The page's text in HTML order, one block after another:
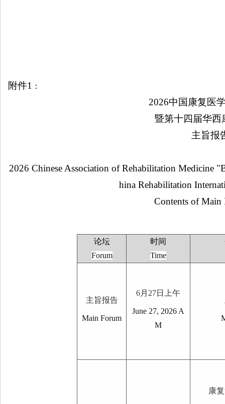
附件1 ：
2026中国康复医
暨第十四届华西
主旨报
2026 Chinese Association of Rehabilitation Medicine
hina Rehabilitation
Contents of Main
论坛
Forum
时间
Time
主旨报告
Main Forum
6月 27日上午
June 27, 2026 A
M
康